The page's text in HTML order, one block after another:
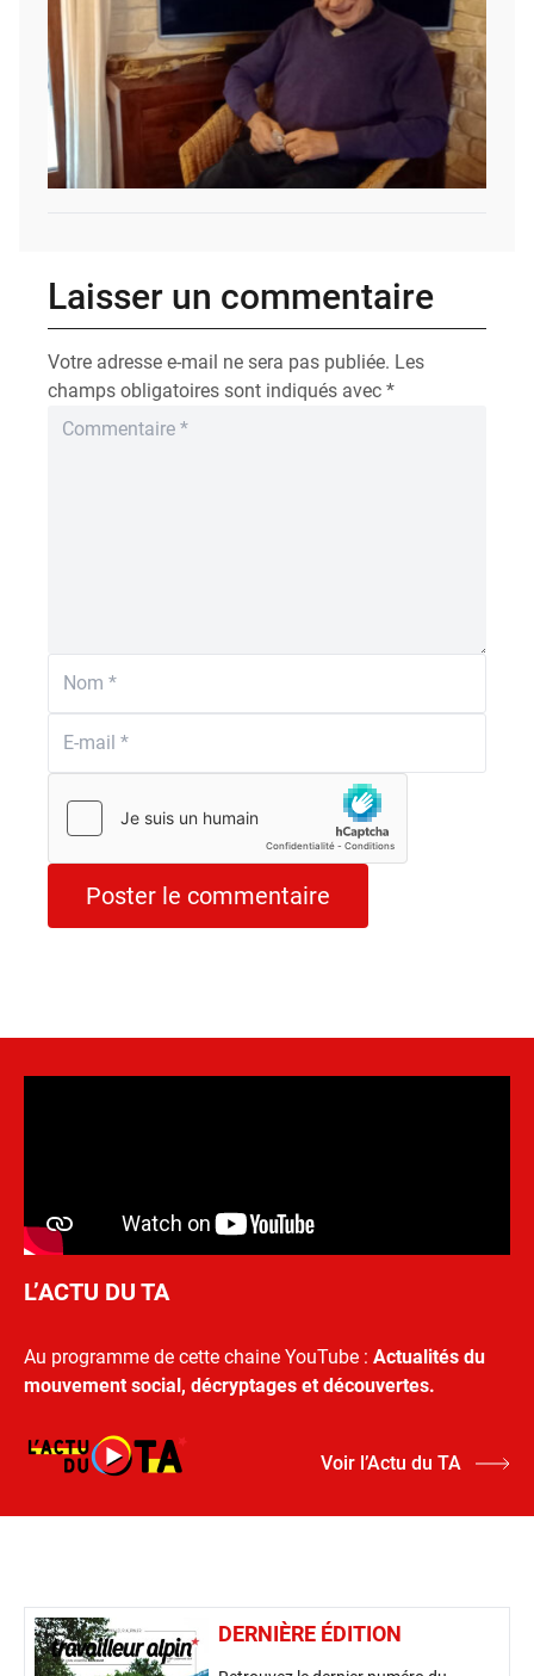
Laisser un commentaire
Votre adresse e-mail ne sera pas publiée. Les
champs obligatoires sont indiqués avec *
L’ACTU DU TA
Au programme de cette chaine YouTube : Actualités du
mouvement social, décryptages et découvertes.
Voir l’Actu du TA
DERNIÈRE ÉDITION